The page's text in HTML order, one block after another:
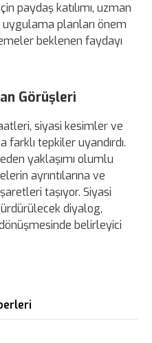
paydaş katılımı, uzman
uygulama planları önem
beklenen faydayı
Görüşleri
siyasi kesimler ve
farklı tepkiler uyandırdı.
yaklaşımı olumlu
ayrıntılarına ve
taşıyor. Siyasi
diyalog,
belirleyici